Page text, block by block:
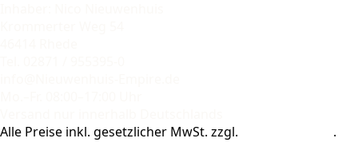
Alle Preise inkl. gesetzlicher MwSt. zzgl.
.